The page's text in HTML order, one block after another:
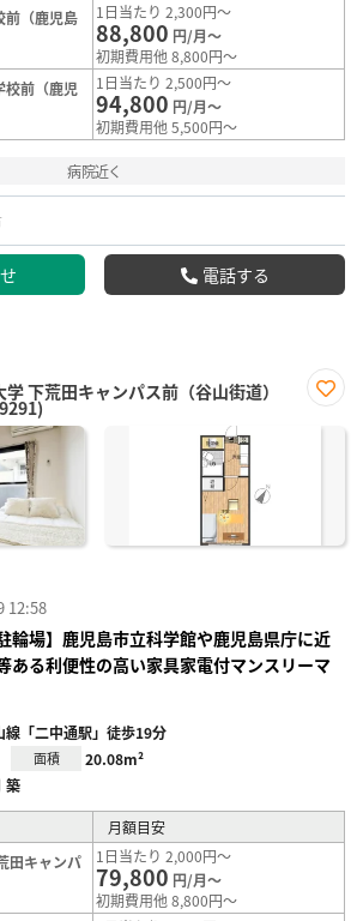
前（鹿児島
1日当たり 2,300円～
88,800 円/月～
初期費用他 8,800円～
校前（鹿児
1日当たり 2,500円～
94,800 円/月～
初期費用他 5,500円～
病院近く
電話する
下荒田キャンパス前（谷山街道）
に入
12:58
輪場】鹿児島市立科学館や鹿児島県庁に近
ある利便性の高い家具家電付マンスリーマ
線「二中通駅」徒歩19分
面積 20.08m²
築
月額目安
田キャンパ
1日当たり 2,000円～
79,800 円/月～
初期費用他 8,800円～